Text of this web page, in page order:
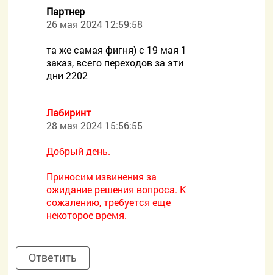
Партнер
26 мая 2024 12:59:58
та же самая фигня) с 19 мая 1
заказ, всего переходов за эти
дни 2202
Лабиринт
28 мая 2024 15:56:55
Добрый день.
Приносим извинения за
ожидание решения вопроса. К
сожалению, требуется еще
некоторое время.
Ответить